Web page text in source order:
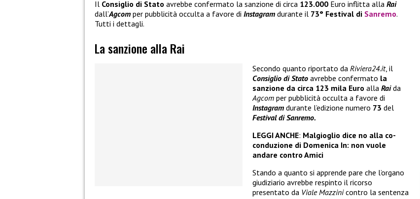
Il Consiglio di Stato avrebbe confermato la sanzione di circa 123.000 Euro inflitta alla Rai
dall’Agcom per pubblicità occulta a favore di Instagram durante il 73° Festival di Sanremo.
Tutti i dettagli.
La sanzione alla Rai
Secondo quanto riportato da Riviera24.it, il
Consiglio di Stato avrebbe confermato la
sanzione da circa 123 mila Euro alla Raida
Agcom per pubblicità occulta a favore di
Instagram durante l’edizione numero 73 del
Festival di Sanremo.
LEGGI ANCHE: Malgioglio dice no alla co-
conduzione di Domenica In: non vuole
andare contro Amici
Stando a quanto si apprende pare che l’organo
giudiziario avrebbe respinto il ricorso
presentato da Viale Mazzinicontro la sentenza